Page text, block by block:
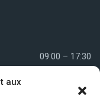
aux
09:00 – 17:30